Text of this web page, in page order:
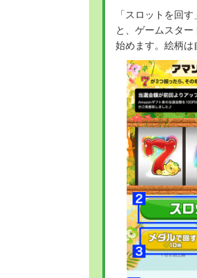
「スロットを回
と、ゲームスタ
始めます。絵柄は